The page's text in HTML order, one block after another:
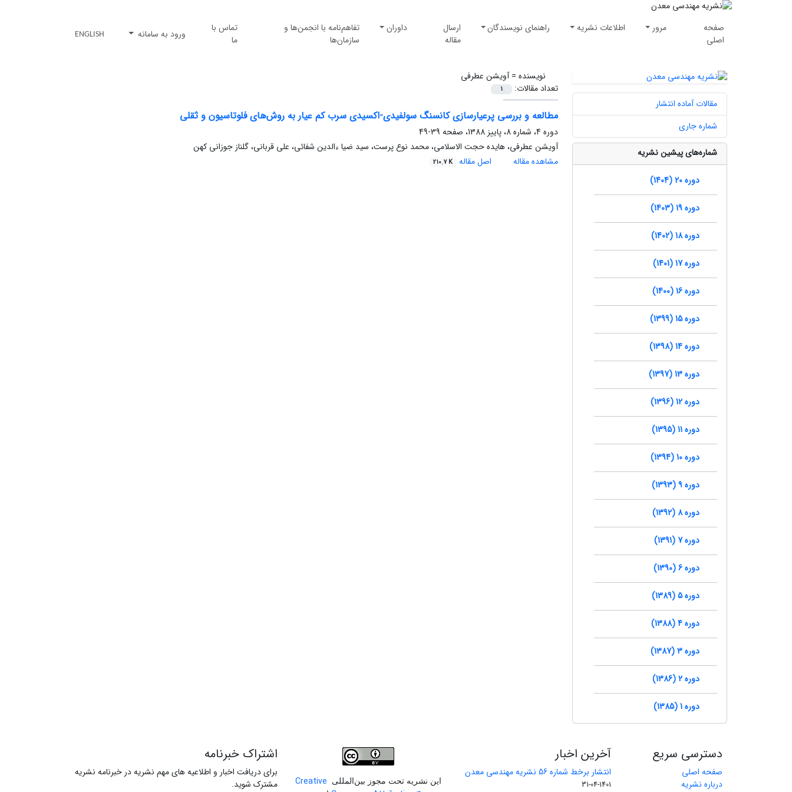
صفحه
اصلی
مرور اطلاعات نشریه راهنمای نویسندگان
ارسال
مقاله
داوران
تفاهم‌نامه با انجمن‌ها و
سازمان‌ها
تماس با
ما
ورود به سامانه ENGLISH
نویسنده =آویشن عطرفی
تعداد مقالات:
1
مطالعه و بررسی پرعیارسازی کانسنگ سولفیدی-اکسیدی سرب کم عیار به روش‌های فلوتاسیون و ثقلی
دوره 4، شماره 8، پاییز 1388، صفحه
39-49
آویشن عطرفی، هایده حجت الاسلامی، محمد نوع پرست، سید ضیا ءالدین شفائی، علی قربانی، گلناز جوزانی کهن
مشاهده مقاله
اصل مقاله 210.7 K
مقالات آماده انتشار
شماره جاری
شماره‌های پیشین نشریه
دوره 20 (1404)
دوره 19 (1403)
دوره 18 (1402)
دوره 17 (1401)
دوره 16 (1400)
دوره 15 (1399)
دوره 14 (1398)
دوره 13 (1397)
دوره 12 (1396)
دوره 11 (1395)
دوره 10 (1394)
دوره 9 (1393)
دوره 8 (1392)
دوره 7 (1391)
دوره 6 (1390)
دوره 5 (1389)
دوره 4 (1388)
دوره 3 (1387)
دوره 2 (1386)
دوره 1 (1385)
دسترسی سریع
صفحه اصلی
درباره نشریه
آخرین اخبار
انتشار برخط شماره 56 نشریه مهندسی معدن
1401-04-31 این نشریه تحت مجوز بین‌المللی
Creative
اشتراک خبرنامه
برای دریافت اخبار و اطلاعیه های مهم نشریه در خبرنامه نشریه
مشترک شوید.